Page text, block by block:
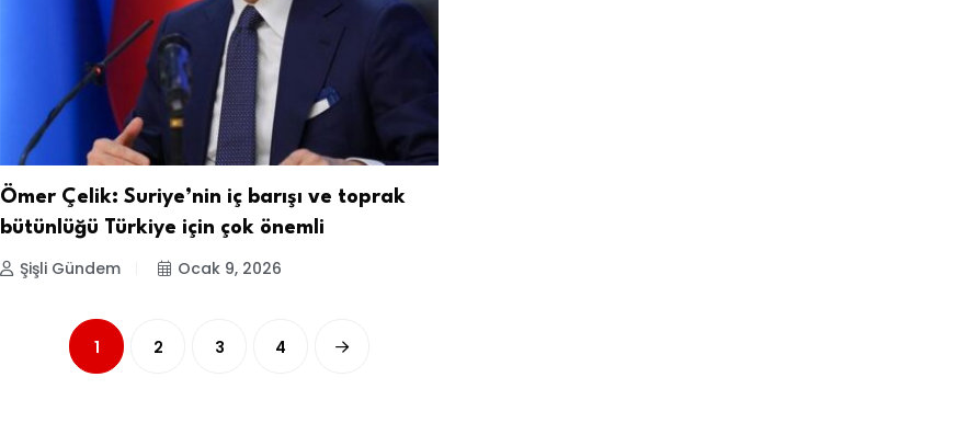
Ömer Çelik: Suriye’nin iç barışı ve toprak
bütünlüğü Türkiye için çok önemli
Şişli Gündem Ocak 9, 2026
1 2 3 4